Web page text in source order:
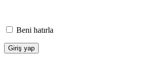
Beni hatırla